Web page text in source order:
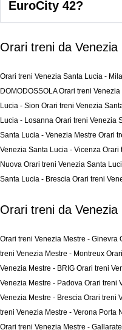
EuroCity 42?
Orari treni da Venezia
Orari treni Venezia Santa Lucia -
DOMODOSSOLAOrari treni
Lucia - Sion Orari treni Venezia
Lucia - Losanna Orari treni Venezia
Santa Lucia - Venezia Mestre Orari
Venezia Santa Lucia - Vicenza Orari
Nuova Orari treni Venezia Santa
Santa Lucia - Brescia Orari treni
Orari treni da Venezia
Orari treni Venezia Mestre - Ginevra
treni Venezia Mestre - Montreux
Venezia Mestre - BRIG Orari treni
Venezia Mestre - Padova Orari treni
Venezia Mestre - Brescia Orari treni
treni Venezia Mestre - Verona Porta
Orari treni Venezia Mestre - Gallarate